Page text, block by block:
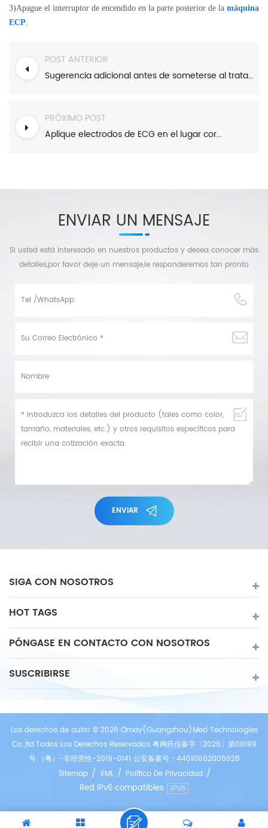
3)Apague el interruptor de encendido en la parte posterior de la máquina
ECP.
POST ANTERIOR
Sugerencia adicional antes de someterse al tratamiento con ECP
PRÓXIMO POST
Aplique electrodos de ECG en el lugar correcto
ENVIAR UN MENSAJE
Si usted está interesado en nuestros productos y desea conocer más
detalles,por favor deje un mensaje,le responderemos tan pronto
ENVIAR
SIGA CON NOSOTROS
HOT TAGS
PÓNGASE EN CONTACTO CON NOSOTROS
SUSCRIBIRSE
Los derechos de autor © 2026 Omay(Guangzhou)Med Technologies
Co.,ltd.Todos Los Derechos Reservados 粤网药信备字〔2026〕第00199
号.（粤）-非经营性-2019-0141 公安备案号：44010602008828
Sitemap / XML / Política De Privacidad /
Red IPv6 compatibles